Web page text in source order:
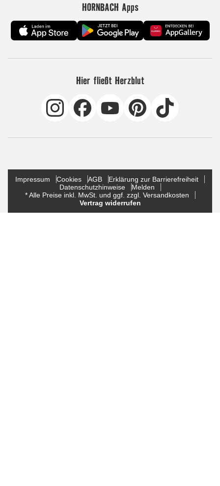
HORNBACH Apps
Hier fließt Herzblut
Impressum Cookies AGB
Erklärung zur Barrierefreiheit
Datenschutzhinweise
Melden
* Alle Preise inkl. MwSt. und ggf. zzgl. Versandkosten
Vertrag widerrufen